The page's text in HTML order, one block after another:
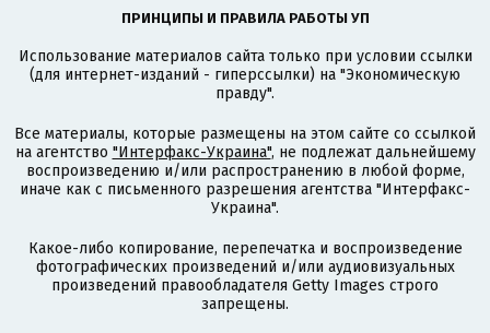
ПРИНЦИПЫ И ПРАВИЛА РАБОТЫ УП
Использование материалов сайта только при условии ссылки
(для интернет-изданий - гиперссылки) на "Экономическую
правду".
Все материалы, которые размещены на этом сайте со ссылкой
на агентство "Интерфакс-Украина", не подлежат дальнейшему
воспроизведению и/или распространению в любой форме,
иначе как с письменного разрешения агентства "Интерфакс-
Украина".
Какое-либо копирование, перепечатка и воспроизведение
фотографических произведений и/или аудиовизуальных
произведений правообладателя Getty Images строго
запрещены.